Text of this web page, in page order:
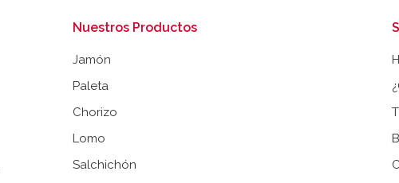
Nuestros Productos
Jamón
Paleta
Chorizo
Lomo
Salchichón